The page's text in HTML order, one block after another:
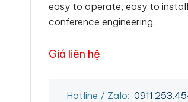
easy to operate, easy to
conference engineering.
Giá liên hệ
Hotline / Zalo: